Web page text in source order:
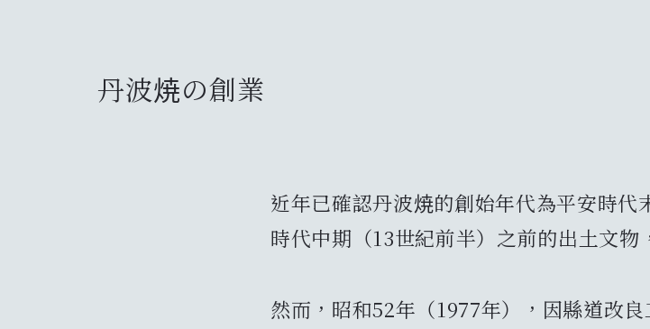
丹波焼の創業
近年已確認丹波焼的創始年代為平安時
時代中期（13世紀前半）之前的出土文物
然而，昭和52年（1977年），因縣道改